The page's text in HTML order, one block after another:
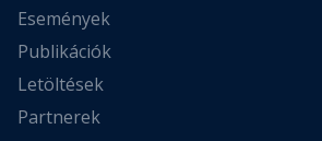
Események
Publikációk
Letöltések
Partnerek